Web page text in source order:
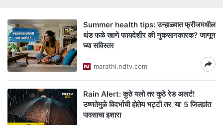
Summer health tips: उन्हाळ्यात फ्रीजमधील
थंड फळे खाणे फायदेशीर की नुकसानकारक? जाणून
घ्या सविस्तर
marathi.ndtv.com
Rain Alert: कुठे यलो तर कुठे रेड अलर्ट!
उष्णतेमुळे विदर्भाची होतेय भट्टी तर 'या' 5 जिल्ह्यांत
पावसाचा इशारा